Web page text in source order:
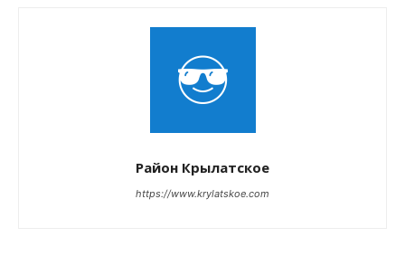
Район Крылатское
https://www.krylatskoe.com